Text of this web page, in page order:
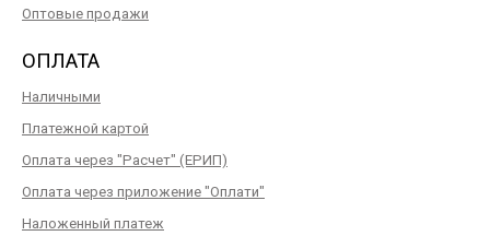
Оптовые продажи
ОПЛАТА
Наличными
Платежной картой
Оплата через "Расчет" (ЕРИП)
Оплата через приложение "Оплати"
Наложенный платеж